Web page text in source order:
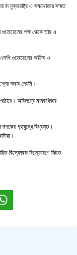
বা যুক্তরাষ্ট্র এ সমঝোতায় সম্মত
গুতেরেসের পক্ষ থেকে তার এ
গুতেরেসের অফিস ও
জবাব দেয়নি।
অবিলম্বে মানবাধিকার
দশকের গৃহযুদ্ধে বিধ্বস্ত।
বিস্ফোরক বিস্ফোরণে নিহত